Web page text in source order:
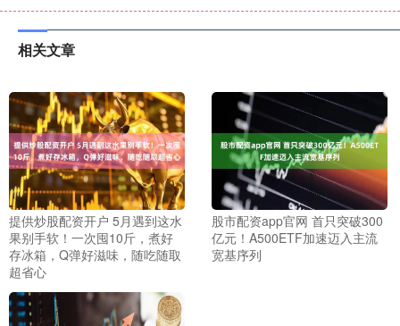
相关文章
提供炒股配资开户 5月遇到这水
果别手软！一次囤10斤，煮好
存冰箱，Q弹好滋味，随吃随取
超省心
股市配资app官网 首只突破300
亿元！A500ETF加速迈入主流
宽基序列